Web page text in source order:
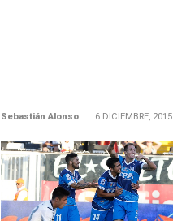
Sebastián Alonso 6 DICIEMBRE, 2015
LEER MÁS